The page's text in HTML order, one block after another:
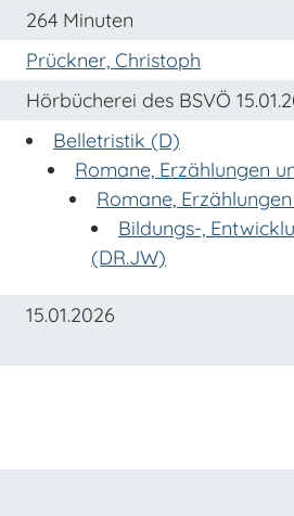
264 Minuten
Prückner, Christoph
Hörbücherei des BSVÖ
Belletristik (D)
Romane, Erzählungen
Romane,
Bildungs-,
(DR.JW)
15.01.2026